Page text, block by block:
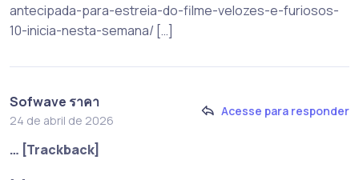
antecipada-para-estreia-do-filme-velozes-e-furiosos-
10-inicia-nesta-semana/ […]
Sofwave ราคา
24 de abril de 2026
Acesse para responder
… [Trackback]